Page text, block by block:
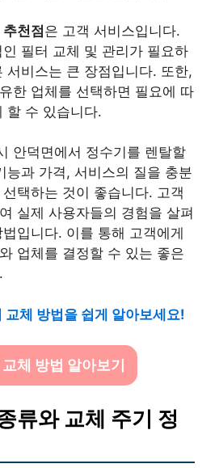
추천점은 고객 서비스입니다.
필터 교체 및 관리가 필요하
서비스는 큰 장점입니다. 또한,
한 업체를 선택하면 필요에 따
할 수 있습니다.
안덕면에서 정수기를 렌탈할
능과 가격, 서비스의 질을 충분
택하는 것이 좋습니다. 고객
실제 사용자들의 경험을 살펴
입니다. 이를 통해 고객에게
업체를 결정할 수 있는 좋은
교체 방법을 쉽게 알아보세요!
체 방법 알아보기
류와 교체 주기 정